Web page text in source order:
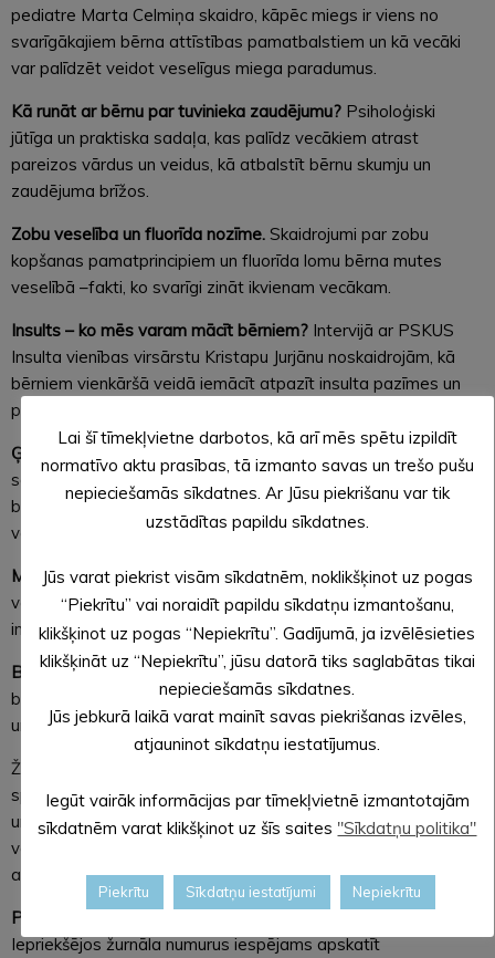
pediatre Marta Celmiņa skaidro, kāpēc miegs ir viens no
svarīgākajiem bērna attīstības pamatbalstiem un kā vecāki
var palīdzēt veidot veselīgus miega paradumus.
Kā runāt ar bērnu par tuvinieka zaudējumu? Psiholoģiski
jūtīga un praktiska sadaļa, kas palīdz vecākiem atrast
pareizos vārdus un veidus, kā atbalstīt bērnu skumju un
zaudējuma brīžos.
Zobu veselība un fluorīda nozīme. Skaidrojumi par zobu
kopšanas pamatprincipiem un fluorīda lomu bērna mutes
veselībā –fakti, ko svarīgi zināt ikvienam vecākam.
Insults – ko mēs varam mācīt bērniem? Intervijā ar PSKUS
Insulta vienības virsārstu Kristapu Jurjānu noskaidrojām, kā
bērniem vienkāršā veidā iemācīt atpazīt insulta pazīmes un
pareizu rīcību.
Ģimenes emocionālā veselība digitālajā laikmetā.
Kā ekrāni,
sociālie tīkli un digitālā vide ietekmē ģimenes attiecības un
bērna emocionālo līdzsvaru. Noskaidro, kā ikdienā ieviest
veselīgus ģimenes ekrānlaika noteikumus.
Masalas – kā pasargāt savu bērnu?Atbildes uz biežākiem
vecāku jautājumiem par vakcinācijas nozīmi un praktiska
informācija par profilaksi.
Bonuss vecākiem – 18 idejas brīvdienām kopā ar
bērniem. Iedvesmojošs saraksts ar vienkāršām, pieejamām
un radošām aktivitātēm ģimenēm.
Žurnāls veidots sadarbībā ar veselības aprūpes
speciālistiem, lai sniegtu vecākiem uzticamu, zinātnē balstītu
un praksē pielietojamu informāciju. Tā mērķis ir stiprināt
vecāku zināšanas, veicināt bērnu veselīgu attīstību un
atbalstīt ģimenes ikdienu.
Papildu informācija:
Iepriekšējos žurnāla numurus iespējams apskatīt
Lai šī tīmekļvietne darbotos, kā arī mēs spētu izpildīt
normatīvo aktu prasības, tā izmanto savas un trešo pušu
nepieciešamās sīkdatnes. Ar Jūsu piekrišanu var tik
uzstādītas papildu sīkdatnes.
Jūs varat piekrist visām sīkdatnēm, noklikšķinot uz pogas
“Piekrītu” vai noraidīt papildu sīkdatņu izmantošanu,
klikšķinot uz pogas “Nepiekrītu”. Gadījumā, ja izvēlēsieties
klikšķināt uz “Nepiekrītu”, jūsu datorā tiks saglabātas tikai
nepieciešamās sīkdatnes.
Jūs jebkurā laikā varat mainīt savas piekrišanas izvēles,
atjauninot sīkdatņu iestatījumus.
Iegūt vairāk informācijas par tīmekļvietnē izmantotajām
sīkdatnēm varat klikšķinot uz šīs saites "Sīkdatņu politika"
Piekrītu Sīkdatņu iestatījumi Nepiekrītu